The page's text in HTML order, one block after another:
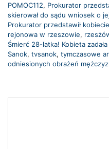
POMOC112, Prokurator
skierował do sądu wniosek o
Prokurator przedstawił
rejonowa w rzeszowie,
Śmierć 28-latka! Kobieta
Sanok, tvsanok, tymczasowe
odniesionych obrażeń